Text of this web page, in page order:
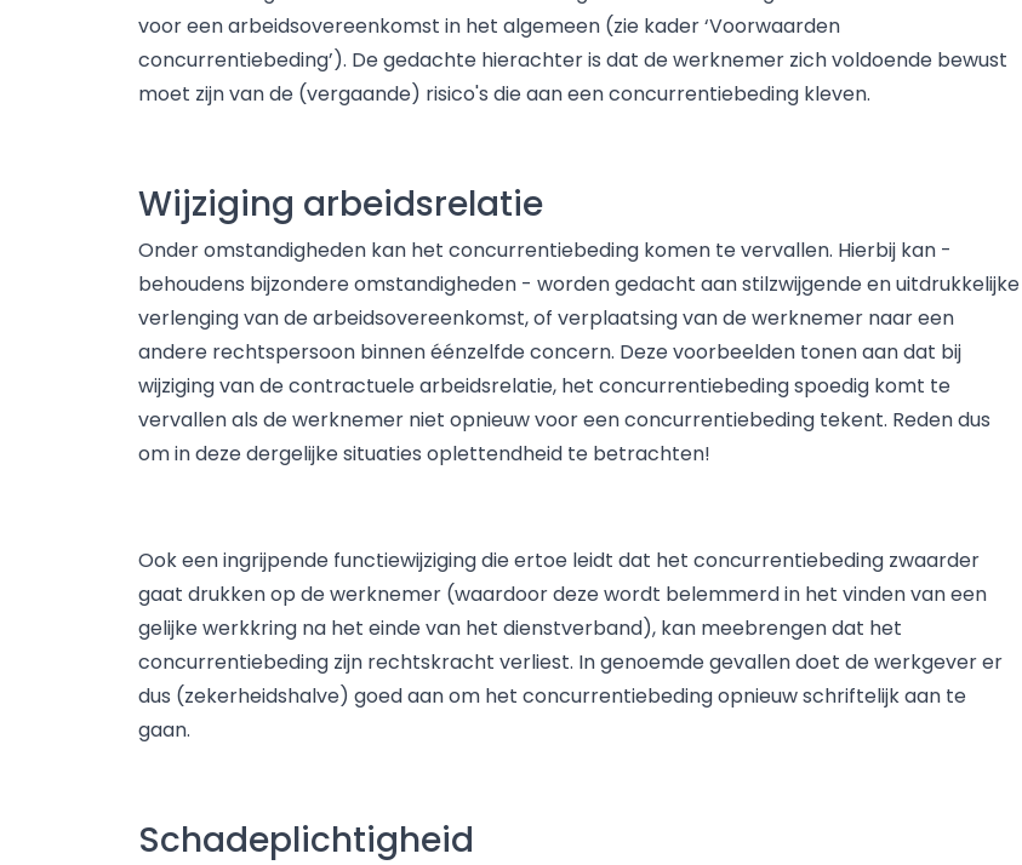
voor een arbeidsovereenkomst in het algemeen (zie kader ‘Voorwaarden
concurrentiebeding’). De gedachte hierachter is dat de werknemer zich voldoende bewust
moet zijn van de (vergaande) risico's die aan een concurrentiebeding kleven.
Wijziging arbeidsrelatie
Onder omstandigheden kan het concurrentiebeding komen te vervallen. Hierbij kan -
behoudens bijzondere omstandigheden - worden gedacht aan stilzwijgende en uitdrukkelijke
verlenging van de arbeidsovereenkomst, of verplaatsing van de werknemer naar een
andere rechtspersoon binnen éénzelfde concern. Deze voorbeelden tonen aan dat bij
wijziging van de contractuele arbeidsrelatie, het concurrentiebeding spoedig komt te
vervallen als de werknemer niet opnieuw voor een concurrentiebeding tekent. Reden dus
om in deze dergelijke situaties oplettendheid te betrachten!
Ook een ingrijpende functiewijziging die ertoe leidt dat het concurrentiebeding zwaarder
gaat drukken op de werknemer (waardoor deze wordt belemmerd in het vinden van een
gelijke werkkring na het einde van het dienstverband), kan meebrengen dat het
concurrentiebeding zijn rechtskracht verliest. In genoemde gevallen doet de werkgever er
dus (zekerheidshalve) goed aan om het concurrentiebeding opnieuw schriftelijk aan te
gaan.
Schadeplichtigheid